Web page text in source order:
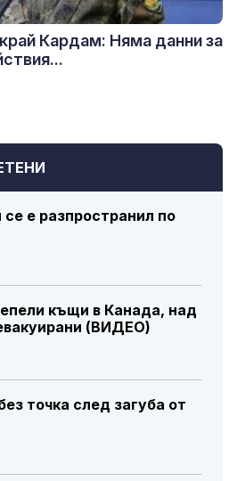
е разпространил по
къщи в Канада, над
(ВИДЕО)
точка след загуба от
Кардам: Няма данни за